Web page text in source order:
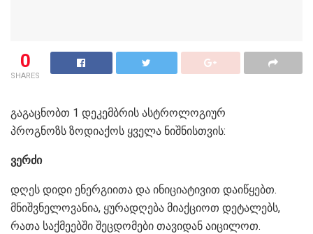
0
SHARES
გაგაცნობთ 1 დეკემბრის ასტროლოგიურ
პროგნოზს ზოდიაქოს ყველა ნიშნისთვის:
ვერძი
დღეს დიდი ენერგიითა და ინიციატივით დაიწყებთ.
მნიშვნელოვანია, ყურადღება მიაქციოთ დეტალებს,
რათა საქმეებში შეცდომები თავიდან აიცილოთ.